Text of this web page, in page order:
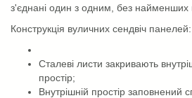
з'єднані один з одним, без найменших
Конструкція вуличних сендвіч панелей:
Сталеві листи закривають
простір;
Внутрішній простір заповнений